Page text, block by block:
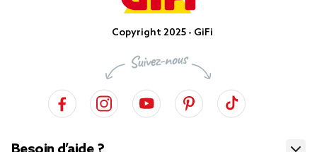
Copyright 2025 - GiFi